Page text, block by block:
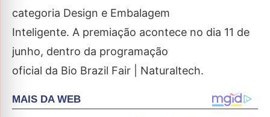
categoria Design e Embalagem
Inteligente. A premiação acontece no dia 11 de
junho, dentro da programação
oficial da Bio Brazil Fair | Naturaltech.